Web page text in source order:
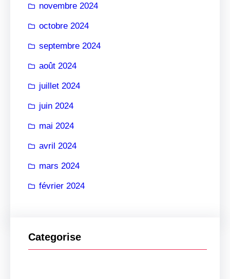
novembre 2024
octobre 2024
septembre 2024
août 2024
juillet 2024
juin 2024
mai 2024
avril 2024
mars 2024
février 2024
Categorise